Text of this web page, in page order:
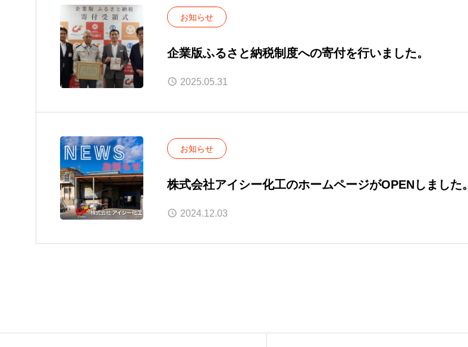
お知らせ
企業版ふるさと納税制度への寄付を行いました。
2025.05.31
お知らせ
株式会社アイシー化工のホームページがOPENしました。
2024.12.03